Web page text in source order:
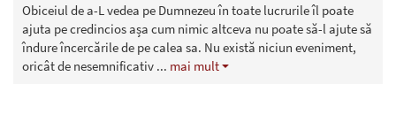
Obiceiul de a-L vedea pe Dumnezeu în toate lucrurile îl poate
ajuta pe credincios așa cum nimic altceva nu poate să-l ajute să
îndure încercările de pe calea sa. Nu există niciun eveniment,
oricât de nesemnificativ ... mai mult